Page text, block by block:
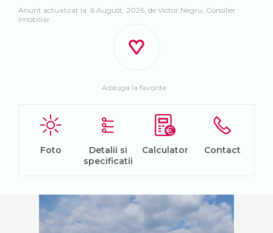
Anunt actualizat la: 6 August, 2026, de Victor Negru, Consilier
Imobiliar.
Adauga la favorite
Foto
Detalii si
specificatii
Calculator Contact